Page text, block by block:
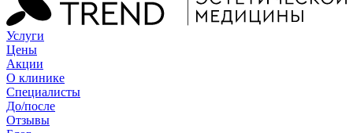
Услуги
Цены
Акции
О клинике
Специалисты
До/после
Отзывы